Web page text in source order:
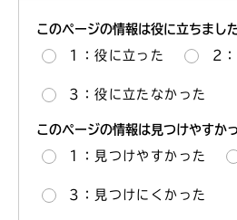
このページの情報は役に立ちまし
1：役に立った 2：
3：役に立たなかった
このページの情報は見つけやすか
1：見つけやすかった
3：見つけにくかった